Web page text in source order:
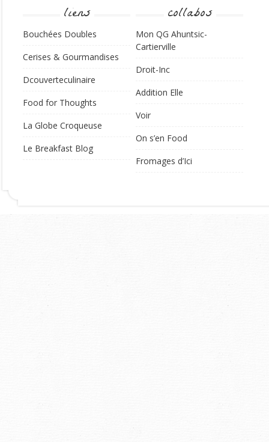
liens
Bouchées Doubles
Cerises & Gourmandises
Dcouverteculinaire
Food for Thoughts
La Globe Croqueuse
Le Breakfast Blog
collabos
Mon QG Ahuntsic-
Cartierville
Droit-Inc
Addition Elle
Voir
On s’en Food
Fromages d’Ici